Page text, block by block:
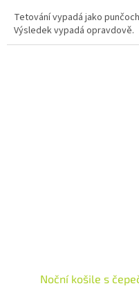
Tetování vypadá jako
Výsledek vypadá opravdově.
Noční košile s